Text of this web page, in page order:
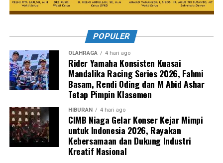
POPULER
OLAHRAGA 4 hari ago
Rider Yamaha Konsisten Kuasai
Mandalika Racing Series 2026, Fahmi
Basam, Rendi Oding dan M Abid Ashar
Tetap Pimpin Klasemen
HIBURAN 4 hari ago
CIMB Niaga Gelar Konser Kejar Mimpi
untuk Indonesia 2026, Rayakan
Kebersamaan dan Dukung Industri
Kreatif Nasional